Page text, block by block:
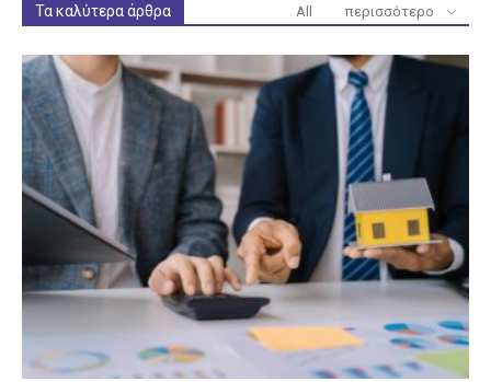
Τα καλύτερα άρθρα All περισσότερο